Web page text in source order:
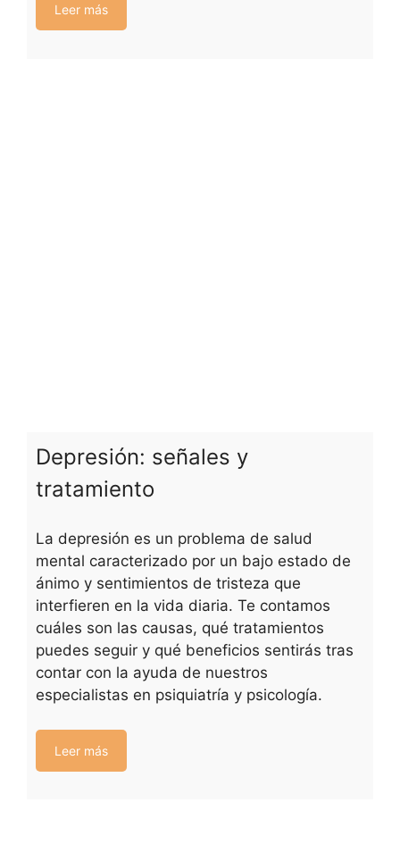
Leer más
Depresión: señales y
tratamiento
La depresión es un problema de salud
mental caracterizado por un bajo estado de
ánimo y sentimientos de tristeza que
interfieren en la vida diaria. Te contamos
cuáles son las causas, qué tratamientos
puedes seguir y qué beneficios sentirás tras
contar con la ayuda de nuestros
especialistas en psiquiatría y psicología.
Leer más